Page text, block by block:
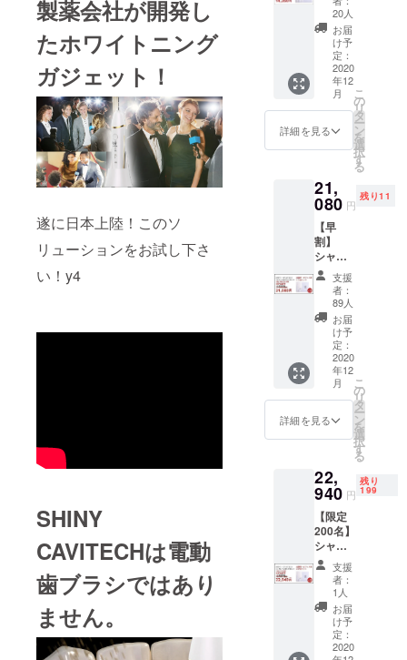
製薬会社が開発し
たホワイトニング
ガジェット！
遂に日本上陸！このソ
リューションをお試し下さ
い！y4
SHINY
CAVITECHは電動
歯ブラシではあり
ません。
ロダクトを
今後も紹介
してまいり
非、今後も
ご期待下さ
いませ。
テック
１セッ
トのお
届けで
す。 ＜
セット
内容＞
シャイ
ニー
キャビ
・密集
極細毛
ブラシ
・シリ
コンブ
ラシ ・
充電台
・充電
用アダ
プター
・取扱
説明書
20人
お届
け予
定：
2020
年12
月
詳細を見る
こ
の
リ
タ
ー
ン
を
選
択
す
る
21,
080 円
残り11
【早
割】
シャイ
ニー
キャビ
テック
２セッ
トのお
届けで
す。 ＜
セット
内容＞×
２ シャ
イニー
キャビ
・密集
極細毛
ブラシ
・シリ
コンブ
ラシ ・
充電台
・充電
用アダ
プター
・取扱
説明書
支援
者：
89人
お届
け予
定：
2020
年12
月
詳細を見る
こ
の
リ
タ
ー
ン
を
選
択
す
る
22,
940 円
残り
199
【限定
200名】
シャイ
ニー
キャビ
テック
２セッ
トのお
届けで
す。 ＜
支援
者：
1人
お届
け予
定：
2020